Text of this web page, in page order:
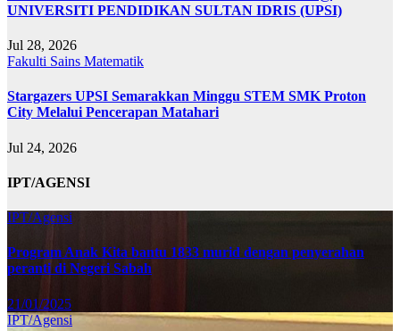
UNIVERSITI PENDIDIKAN SULTAN IDRIS (UPSI)
Jul 28, 2026
Fakulti Sains Matematik
Stargazers UPSI Semarakkan Minggu STEM SMK Proton
City Melalui Pencerapan Matahari
Jul 24, 2026
IPT/AGENSI
IPT/Agensi
Program Anak Kita bantu 1833 murid dengan penyerahan
peranti di Negeri Sabah
21/01/2025
IPT/Agensi